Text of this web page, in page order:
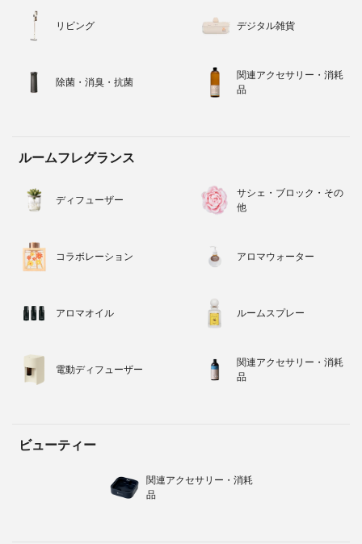
リビング デジタル雑貨
除菌・消臭・抗菌
関連アクセサリー・消耗
品
ルームフレグランス
ディフューザー
サシェ・ブロック・その
他
コラボレーション アロマウォーター
アロマオイル ルームスプレー
電動ディフューザー
関連アクセサリー・消耗
品
ビューティー
関連アクセサリー・消耗
品